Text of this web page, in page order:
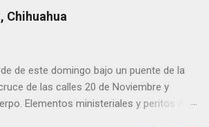
Chihuahua
de este domingo bajo un puente de la
de las calles 20 de Noviembre y
Elementos ministeriales y peritos de